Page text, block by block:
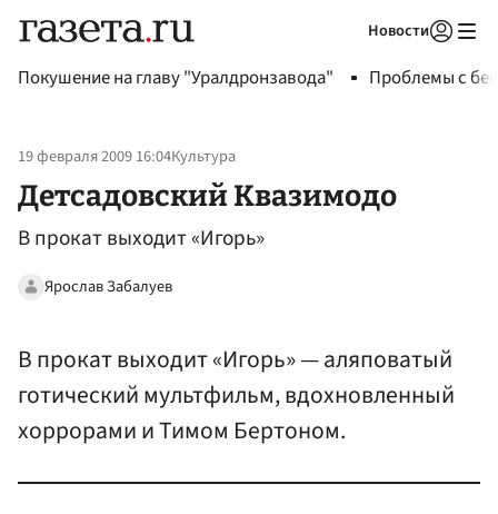
Новости
Покушение на главу "Уралдронзавода" Проблемы с
19 февраля 2009 16:04Культура
Детсадовский Квазимодо
В прокат выходит «Игорь»
Ярослав Забалуев
В прокат выходит «Игорь» — аляповатый
готический мультфильм, вдохновленный
хоррорами и Тимом Бертоном.